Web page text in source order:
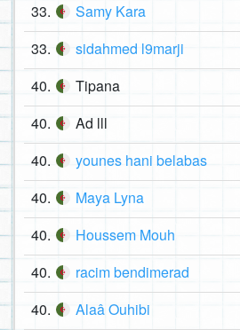
33. Samy Kara
33. sidahmed l9marji
40. Tipana
40. Ad lll
40. younes hani belabas
40. Maya Lyna
40. Houssem Mouh
40. racim bendimerad
40. Alaâ Ouhibi